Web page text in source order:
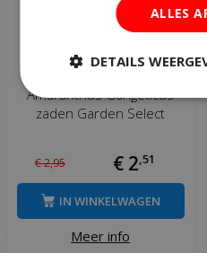
Amaranthus Gangeticus
zaden Garden Select
€2,95 € 2 51
Meer info
IN WINKELWAGEN
ALLES
DETAILS